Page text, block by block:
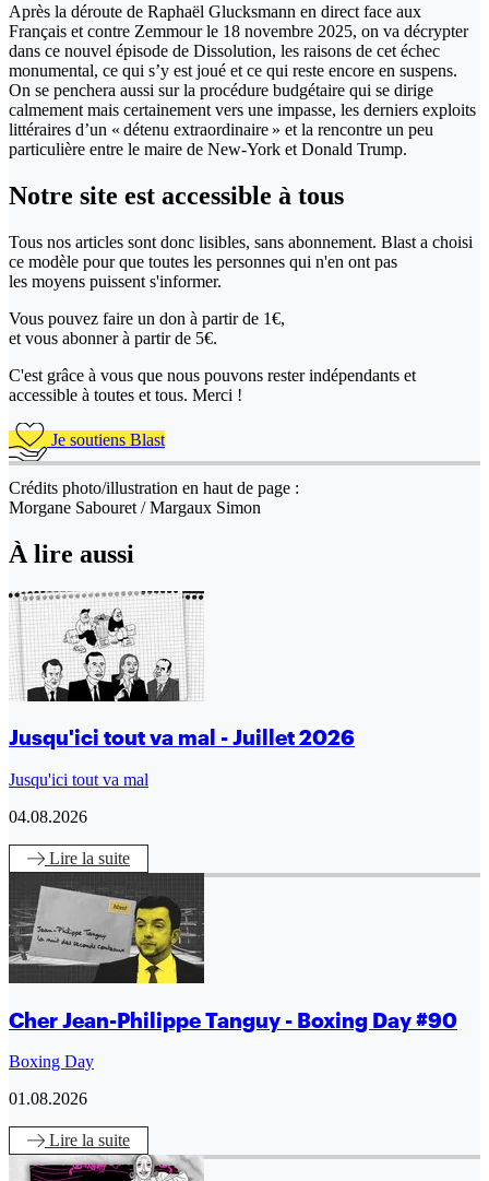
Après la déroute de Raphaël Glucksmann en direct face aux
Français et contre Zemmour le 18 novembre 2025, on va décrypter
dans ce nouvel épisode de Dissolution, les raisons de cet échec
monumental, ce qui s’y est joué et ce qui reste encore en suspens.
On se penchera aussi sur la procédure budgétaire qui se dirige
calmement mais certainement vers une impasse, les derniers exploits
littéraires d’un « détenu extraordinaire » et la rencontre un peu
particulière entre le maire de New-York et Donald Trump.
Notre site est accessible à tous
Tous nos articles sont donc lisibles, sans abonnement. Blast a choisi
ce modèle pour que toutes les personnes qui n'en ont pas
les moyens puissent s'informer.
Vous pouvez faire un don à partir de 1€,
et vous abonner à partir de 5€.
C'est grâce à vous que nous pouvons rester indépendants et
accessible à toutes et tous. Merci !
Je soutiens Blast
Crédits photo/illustration en haut de page :
Morgane Sabouret / Margaux Simon
À lire aussi
Jusqu'ici tout va mal - Juillet 2026
Jusqu'ici tout va mal
04.08.2026
Lire la suite
Cher Jean-Philippe Tanguy - Boxing Day #90
Boxing Day
01.08.2026
Lire la suite